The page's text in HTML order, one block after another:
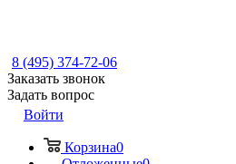
8 (495) 374-72-06
Заказать звонок
Задать вопрос
Войти
Корзина0